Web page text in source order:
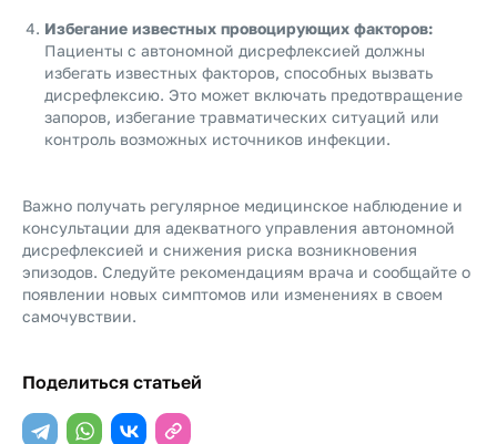
Избегание известных провоцирующих факторов:
Пациенты с автономной дисрефлексией должны
избегать известных факторов, способных вызвать
дисрефлексию. Это может включать предотвращение
запоров, избегание травматических ситуаций или
контроль возможных источников инфекции.
Важно получать регулярное медицинское наблюдение и
консультации для адекватного управления автономной
дисрефлексией и снижения риска возникновения
эпизодов. Следуйте рекомендациям врача и сообщайте о
появлении новых симптомов или изменениях в своем
самочувствии.
Поделиться статьей